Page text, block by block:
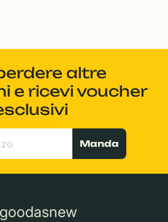
altre
e ricevi voucher
Manda